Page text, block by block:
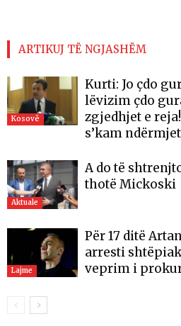
ARTIKUJ TË NGJASHËM
Kosovë
Kurti: Jo çdo
lëvizim çdo
zgjedhjet e
s’kam
Aktuale
A do të
thotë Mickoski
Lajme
Për 17 ditë
arresti
veprim i